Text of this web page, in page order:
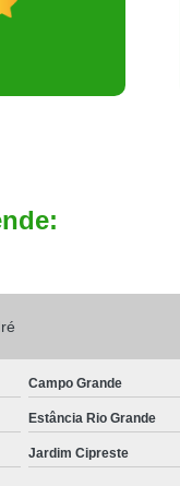
Campo Grande
Estância Rio Grande
Jardim Cipreste